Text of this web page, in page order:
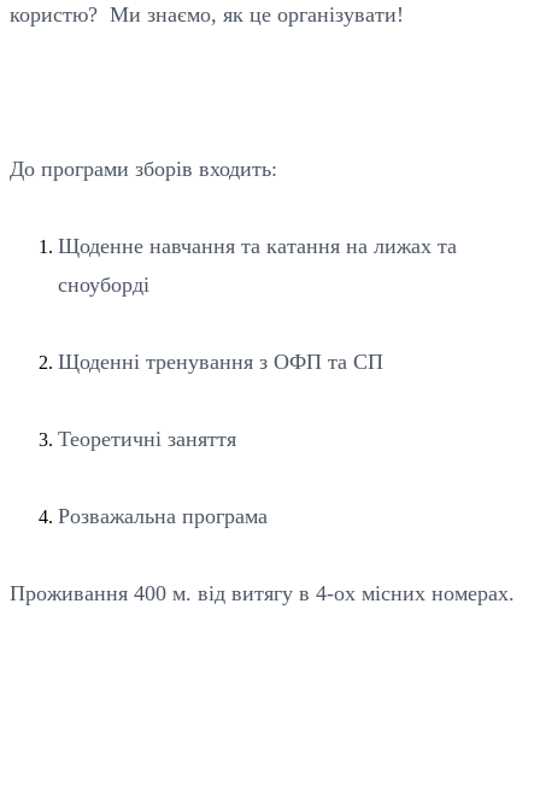
користю? Ми знаємо, як це організувати!
До програми зборів входить:
Щоденне навчання та катання на лижах та
сноуборді
Щоденні тренування з ОФП та СП
Теоретичні заняття
Розважальна програма
Проживання 400 м. від витягу в 4-ох місних номерах.